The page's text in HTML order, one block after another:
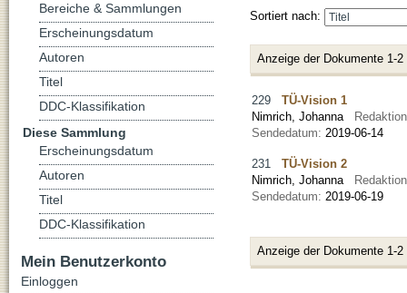
Sortiert nach:
Anzeige der Dokumente 1-2
229 TÜ-Vision 1
Nimrich, Johanna
Sendedatum: 2019-06-14
231 TÜ-Vision 2
Nimrich, Johanna
Sendedatum: 2019-06-19
Anzeige der Dokumente 1-2
Bereiche & Sammlungen
Erscheinungsdatum
Autoren
Titel
DDC-Klassifikation
Diese Sammlung
Erscheinungsdatum
Autoren
Titel
DDC-Klassifikation
Mein Benutzerkonto
Einloggen